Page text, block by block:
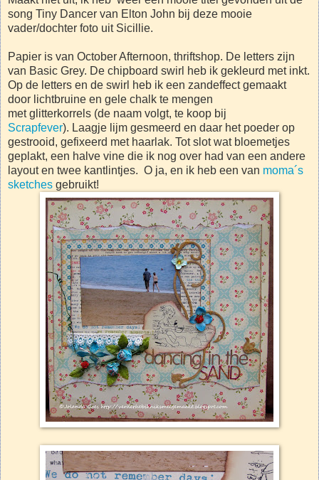
song Tiny Dancer van Elton John bij deze mooie
vader/dochter foto uit Sicillie.
Papier is van October Afternoon, thriftshop. De letters zijn
van Basic Grey. De chipboard swirl heb ik gekleurd met inkt.
Op de letters en de swirl heb ik een zandeffect gemaakt
door lichtbruine en gele chalk te mengen
met glitterkorrels (de naam volgt, te koop bij
Scrapfever). Laagje lijm gesmeerd en daar het poeder op
gestrooid, gefixeerd met haarlak. Tot slot wat bloemetjes
geplakt, een halve vine die ik nog over had van een andere
layout en twee kantlintjes. O ja, en ik heb een van moma´s
sketches gebruikt!